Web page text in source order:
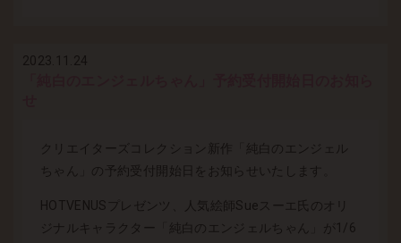
2023.11.24
クリエイターズコレクション新作「純白のエンジェル
ちゃん」の予約受付開始日をお知らせいたします。
HOTVENUSプレゼンツ、人気絵師Sueスーエ氏のオリ
ジナルキャラクター「純白のエンジェルちゃん」が1/6